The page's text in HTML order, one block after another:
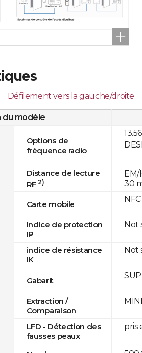
Défilement vers la gauche/droite
du modèle
Options de
fréquence radio
Distance de lecture
RF 2)
Carte mobile
Indice de protection
IP
indice de résistance
IK
Gabarit
Extraction /
Comparaison
LFD - Détection des
fausses peaux
EM/
30
NFC
Not
Not
pris